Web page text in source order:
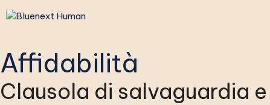
Vai
al
Affidabilità
Clausola di salvaguardia e